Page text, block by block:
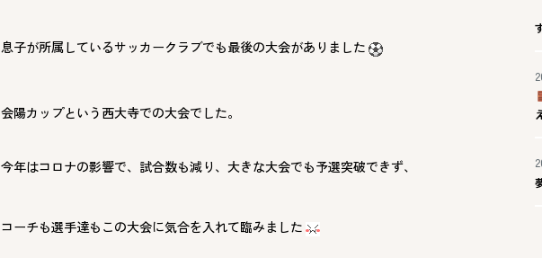
息子が所属しているサッカークラブでも最後の大会がありました
会陽カップという西大寺での大会でした。
今年はコロナの影響で、試合数も減り、大きな大会でも予選突破できず、
コーチも選手達もこの大会に気合を入れて臨みました